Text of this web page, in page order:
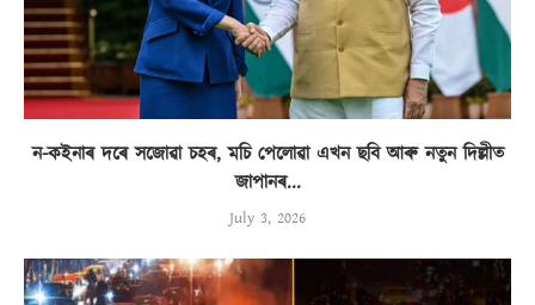
ন-কইনাৰ দৰে সজোৱা চহৰ, মচি পেলোৱা এখন ছবি আৰু নতুন দিল্লীত
জাপানৰ...
July 3, 2026